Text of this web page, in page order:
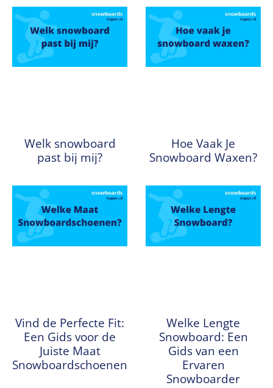
Welk snowboard
past bij mij?
Hoe Vaak Je
Snowboard Waxen?
Vind de Perfecte Fit:
Een Gids voor de
Juiste Maat
Snowboardschoenen
Welke Lengte
Snowboard: Een
Gids van een
Ervaren
Snowboarder